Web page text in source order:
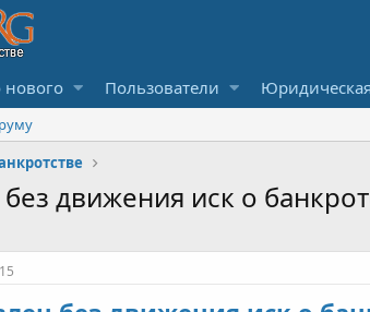
нового Пользователи
движения иск о